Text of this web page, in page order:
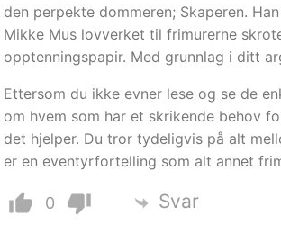
den perpekte dommeren; Skaperen.
Mikke Mus lovverket til frimurerne
opptenningspapir. Med grunnlag i ditt
Ettersom du ikke evner lese og se de
om hvem som har et skrikende behov
det hjelper. Du tror tydeligvis på alt
er en eventyrfortelling som alt annet
0 Svar